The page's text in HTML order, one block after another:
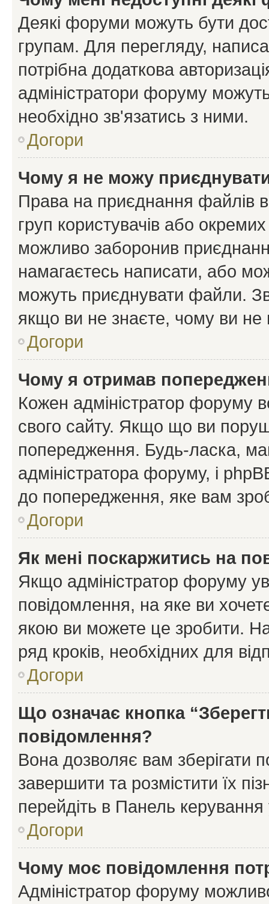
Деякі форуми можуть бути
групам. Для перегляду,
потрібна додаткова
адміністратори форуму
необхідно зв'язатись з ними.
Догори
Чому я не можу
Права на приєднання файлів
груп користувачів або
можливо заборонив
намагаєтесь написати, або
можуть приєднувати файли.
якщо ви не знаєте, чому ви
Догори
Чому я отримав
Кожен адміністратор форуму
свого сайту. Якщо що ви
попередження. Будь-ласка,
адміністратора форуму, і
до попередження, яке вам
Догори
Як мені поскаржитись на
Якщо адміністратор форуму
повідомлення, на яке ви
якою ви можете це зробити.
ряд кроків, необхідних для
Догори
Що означає кнопка
повідомлення?
Вона дозволяє вам зберігати
завершити та розмістити їх
перейдіть в Панель керування
Догори
Чому моє повідомлення
Адміністратор форуму